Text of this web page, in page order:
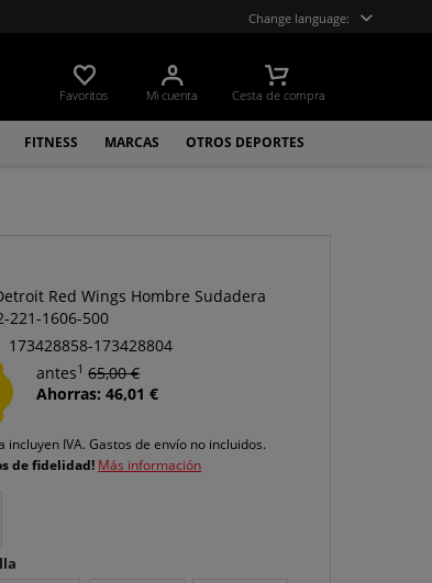
Change language:
Favoritos Mi cuenta Cesta de compra
FITNESS MARCAS OTROS DEPORTES
Red Wings Hombre Sudadera
221-1606-500
173428858-173428804
antes1 65,00 €
Ahorras: 46,01 €
incluyen IVA.Gastos de envío no incluidos.
de fidelidad! Más información